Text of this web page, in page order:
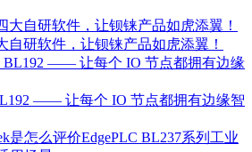
自研软件，让钡铼产品如虎添翼！
—— 让每个 IO 节点都拥有边缘智